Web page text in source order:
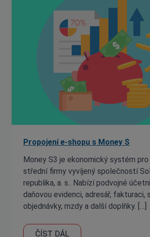
Propojení e-shopu s Money S
Money S3 je ekonomický systém pro
střední firmy vyvíjený společností
republika, a. s.. Nabízí podvojné
daňovou evidenci, adresář, fakturaci,
objednávky, mzdy a další doplňky. […]
ČÍST DÁL